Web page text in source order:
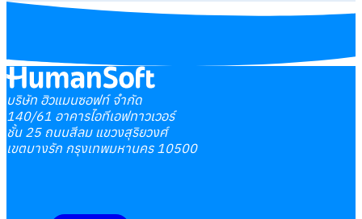
บริษัท ฮิวแมนซอฟท์ จำกัด
140/61 อาคารไอทีเอฟทาวเวอร์
ชั้น 25 ถนนสีลม แขวงสุริยวงศ์
เขตบางรัก กรุงเทพมหานคร 10500